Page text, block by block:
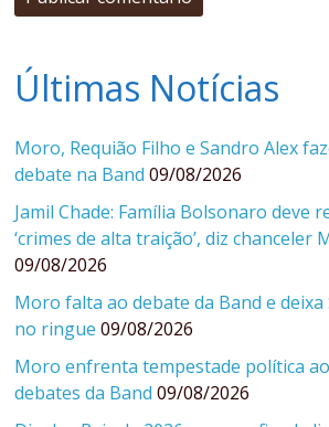
Últimas Notícias
Moro, Requião Filho e Sandro Alex
debate na Band 09/08/2026
Jamil Chade: Família Bolsonaro deve
‘crimes de alta traição’, diz chanceler
09/08/2026
Moro falta ao debate da Band e deixa
no ringue 09/08/2026
Moro enfrenta tempestade política
debates da Band 09/08/2026